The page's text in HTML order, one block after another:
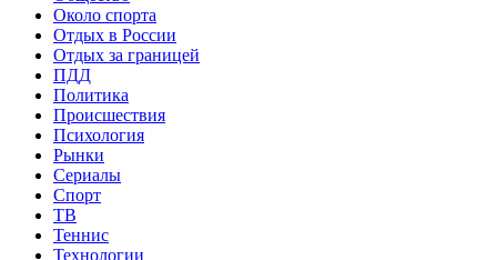
Около спорта
Отдых в России
Отдых за границей
ПДД
Политика
Происшествия
Психология
Рынки
Сериалы
Спорт
ТВ
Теннис
Технологии